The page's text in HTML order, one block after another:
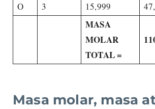
O
3 15,999
MASA
MOLAR
TOTAL =
Masa molar, masa